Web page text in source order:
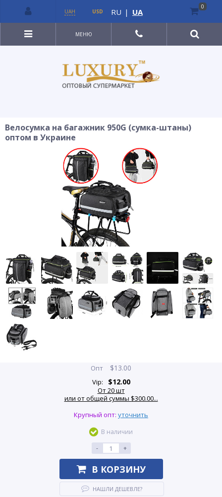
МЕНЮ
Велосумка на багажник 950G (сумка-штаны)
оптом в Украине
Опт $13.00
Vip: $12.00
От 20 шт
или от общей суммы $300.00...
Крупный опт: уточнить
В наличии
-
+
В КОРЗИНУ
НАШЛИ ДЕШЕВЛЕ?
UAH USD RU | UA
0